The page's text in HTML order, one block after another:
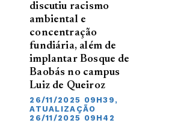
discutiu racismo
ambiental e
concentração
fundiária, além de
implantar Bosque de
Baobás no campus
Luiz de Queiroz
26/11/2025 09H39,
ATUALIZAÇÃO
26/11/2025 09H42